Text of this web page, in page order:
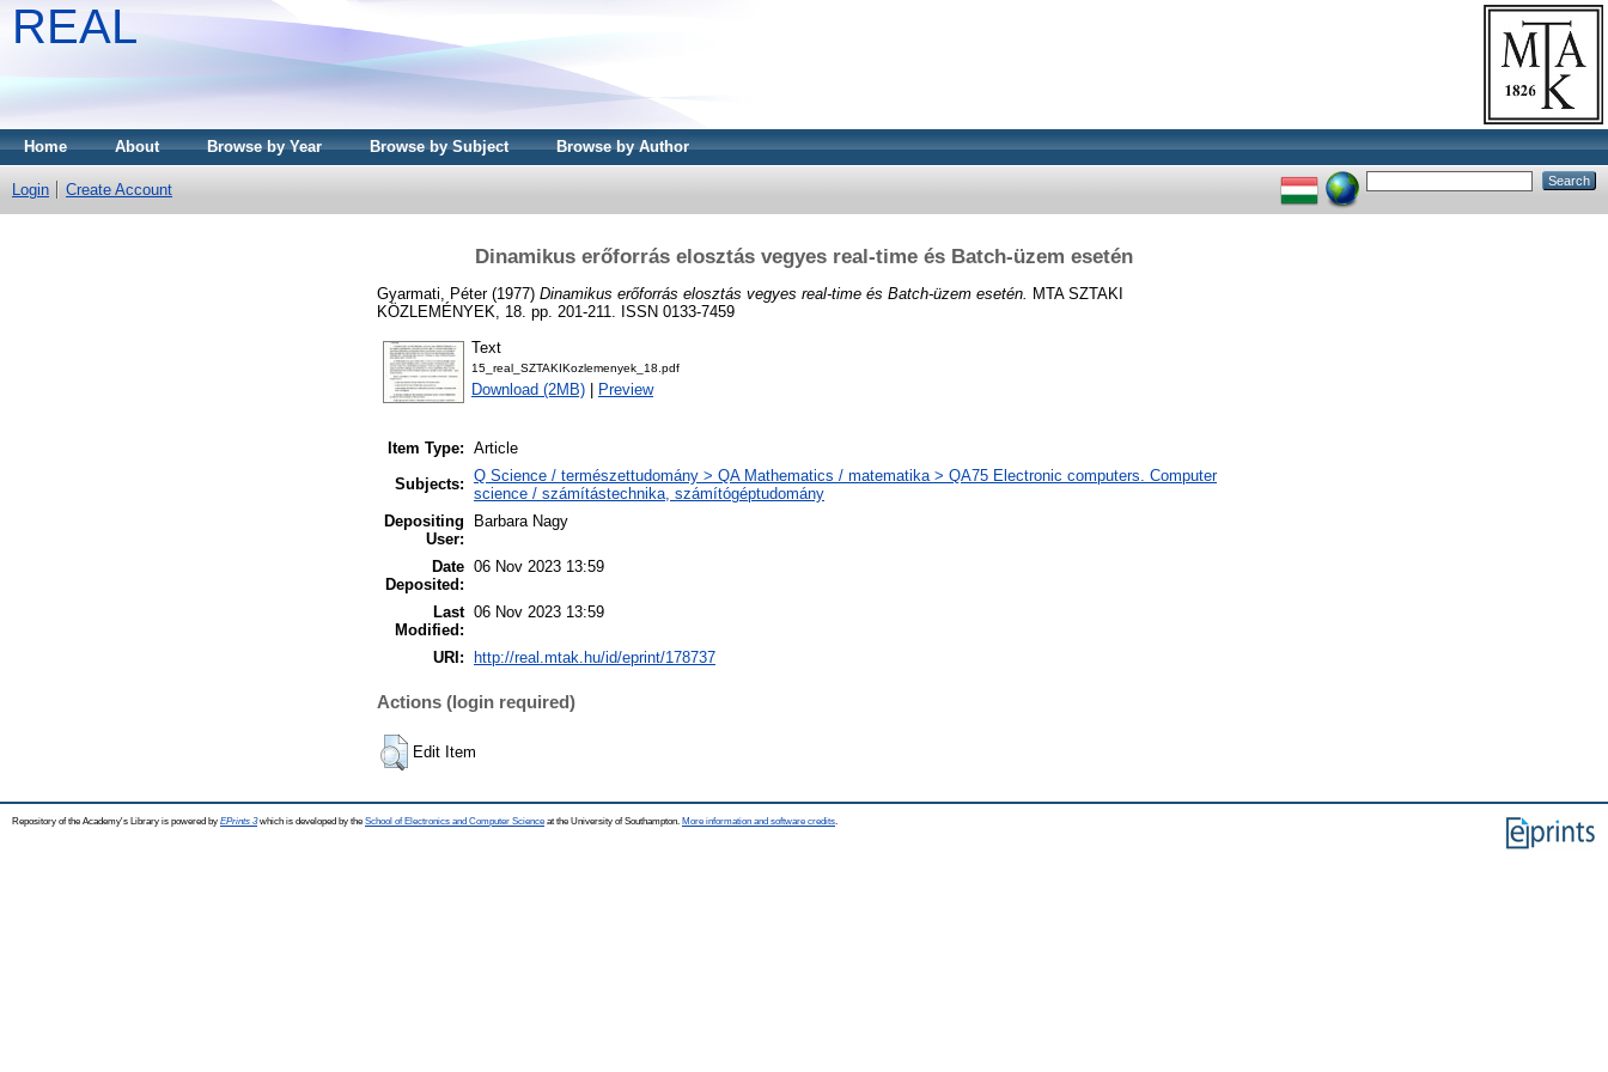
REAL
Home About Browse by Year Browse by Subject Browse by Author
Login Create Account
Dinamikus erőforrás elosztás vegyes real-time és Batch-üzem esetén
Gyarmati, Péter(1977) Dinamikus erőforrás elosztás vegyes real-time és Batch-üzem esetén. MTA SZTAKI
KÖZLEMÉNYEK, 18. pp. 201-211. ISSN 0133-7459
Text
15_real_SZTAKIKozlemenyek_18.pdf
Download (2MB) Preview
Item Type: Article
Subjects: Q Science / természettudomány > QA Mathematics / matematika > QA75 Electronic computers. Computer
science / számítástechnika, számítógéptudomány
Depositing
User:
Barbara Nagy
Date
Deposited:
06 Nov 2023 13:59
Last
Modified:
06 Nov 2023 13:59
URI: http://real.mtak.hu/id/eprint/178737
Actions (login required)
Edit Item
Repository of the Academy's Library is powered by EPrints 3which is developed by the School of Electronics and Computer Science at the University of Southampton. More information and software credits